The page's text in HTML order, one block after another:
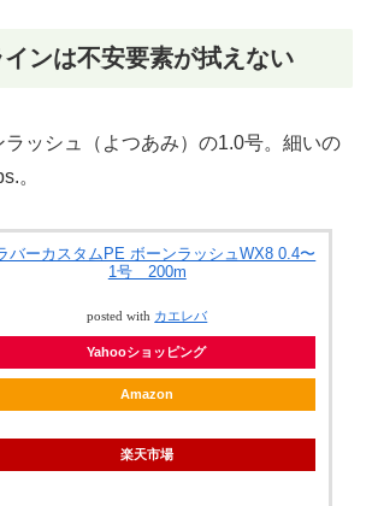
ンは不安要素が拭えない
ラッシュ（よつあみ）の1.0号。細いの
。
バーカスタムPE ボーンラッシュWX8 0.4〜
1号 200m
posted with カエレバ
Yahooショッピング
Amazon
楽天市場